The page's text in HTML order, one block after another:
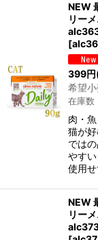
NEW
リー
[
399円
希望
在庫数
肉・
猫が
では
やす
使用
NEW
リー